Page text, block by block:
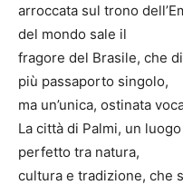
arroccata sul trono
del mondo sale il
fragore del Brasile, che
più passaporto singolo,
ma un’unica, ostinata
La città di Palmi, un
perfetto tra natura,
cultura e tradizione, che